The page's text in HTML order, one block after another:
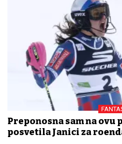
Preponosna sam na ovu
posvetila Janici za